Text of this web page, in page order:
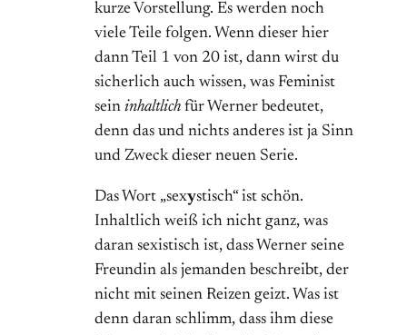
kurze Vorstellung. Es werden noch
viele Teile folgen. Wenn dieser hier
dann Teil 1 von 20 ist, dann wirst du
sicherlich auch wissen, was Feminist
sein inhaltlich für Werner bedeutet,
denn das und nichts anderes ist ja Sinn
und Zweck dieser neuen Serie.
Das Wort „sexystisch“ ist schön.
Inhaltlich weiß ich nicht ganz, was
daran sexistisch ist, dass Werner seine
Freundin als jemanden beschreibt, der
nicht mit seinen Reizen geizt. Was ist
denn daran schlimm, dass ihm diese